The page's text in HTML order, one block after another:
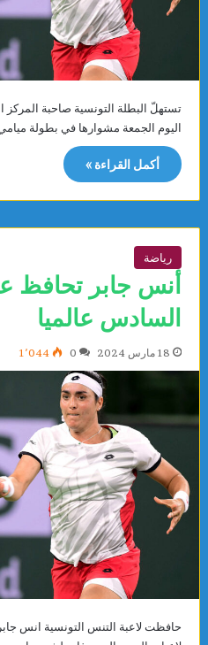
تستهلّ البطلة التونسية صاحبة
اليوم الجمعة مشوارها في بطولة
أكمل القراءة »
رياضة
أنس جابر تحافظ
السادس عالميا
18 مارس 2024 0 1٬044
حافظت لاعبة التنس التونسية انس